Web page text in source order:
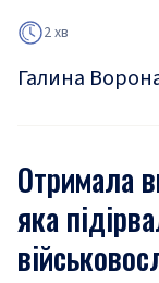
2 хв
Галина
Отримала
яка